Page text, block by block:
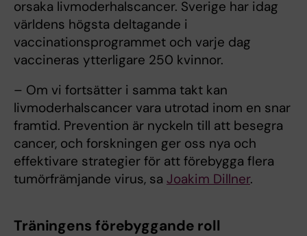
orsaka livmoderhalscancer. Sverige har idag
världens högsta deltagande i
vaccinationsprogrammet och varje dag
vaccineras ytterligare 250 kvinnor.
– Om vi fortsätter i samma takt kan
livmoderhalscancer vara utrotad inom en snar
framtid. Prevention är nyckeln till att besegra
cancer, och forskningen ger oss nya och
effektivare strategier för att förebygga flera
tumörfrämjande virus, sa Joakim Dillner.
Träningens förebyggande roll